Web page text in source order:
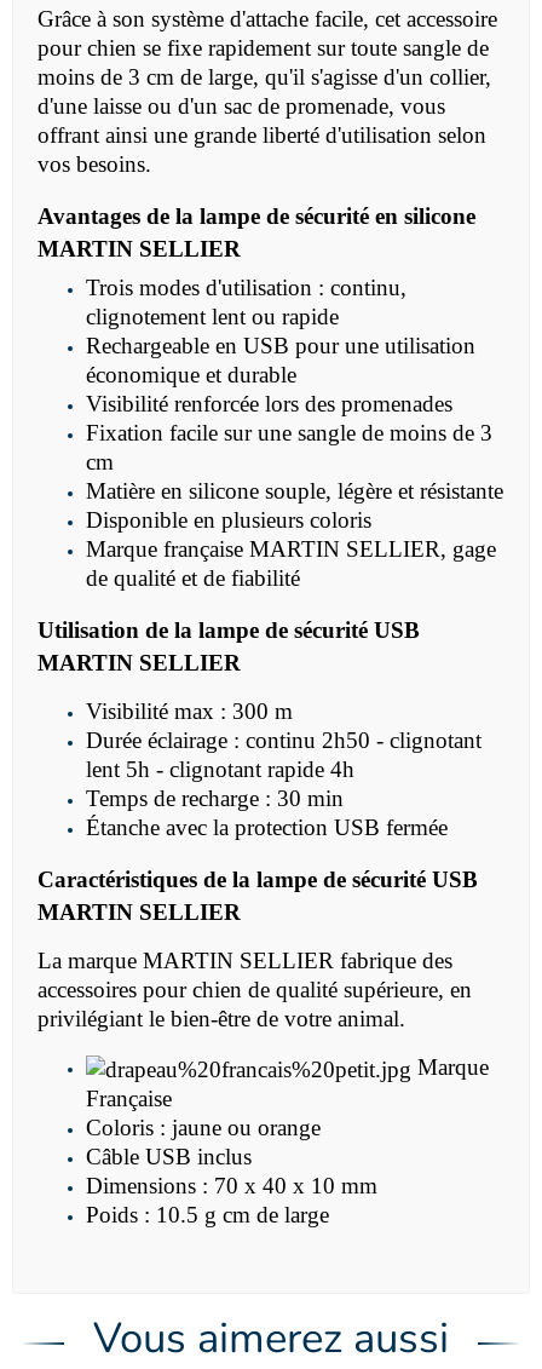
Grâce à son système d'attache facile, cet accessoire
pour chien se fixe rapidement sur toute sangle de
moins de 3 cm de large, qu'il s'agisse d'un collier,
d'une laisse ou d'un sac de promenade, vous
offrant ainsi une grande liberté d'utilisation selon
vos besoins.
Avantages de la lampe de sécurité en silicone
MARTIN SELLIER
Trois modes d'utilisation : continu,
clignotement lent ou rapide
Rechargeable en USB pour une utilisation
économique et durable
Visibilité renforcée lors des promenades
Fixation facile sur une sangle de moins de 3
cm
Matière en silicone souple, légère et résistante
Disponible en plusieurs coloris
Marque française MARTIN SELLIER, gage
de qualité et de fiabilité
Utilisation de la lampe de sécurité USB
MARTIN SELLIER
Visibilité max : 300 m
Durée éclairage : continu 2h50 - clignotant
lent 5h - clignotant rapide 4h
Temps de recharge : 30 min
Étanche avec la protection USB fermée
Caractéristiques de la lampe de sécurité USB
MARTIN SELLIER
La marque MARTIN SELLIER fabrique des
accessoires pour chien de qualité supérieure, en
privilégiant le bien-être de votre animal.
Marque
Française
Coloris : jaune ou orange
Câble USB inclus
Dimensions : 70 x 40 x 10 mm
Poids : 10.5 g cm de large
Vous aimerez aussi